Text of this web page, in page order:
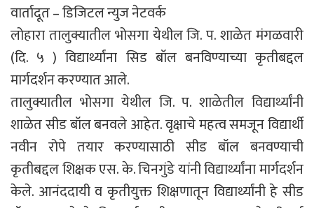
वार्तादूत – डिजिटल न्युज नेटवर्क
लोहारा तालुक्यातील भोसगा येथील जि. प. शाळेत मंगळवारी
(दि. ५ ) विद्यार्थ्यांना सिड बॉल बनविण्याच्या कृतीबद्दल
मार्गदर्शन करण्यात आले.
तालुक्यातील भोसगा येथील जि. प. शाळेतील विद्यार्थ्यांनी
शाळेत सीड बॉल बनवले आहेत. वृक्षाचे महत्व समजून विद्यार्थी
नवीन रोपे तयार करण्यासाठी सीड बॉल बनवण्याची
कृतीबद्दल शिक्षक एस. के. चिनगुंडे यांनी विद्यार्थ्यांना मार्गदर्शन
केले. आनंददायी व कृतीयुक्त शिक्षणातून विद्यार्थ्यांनी हे सीड